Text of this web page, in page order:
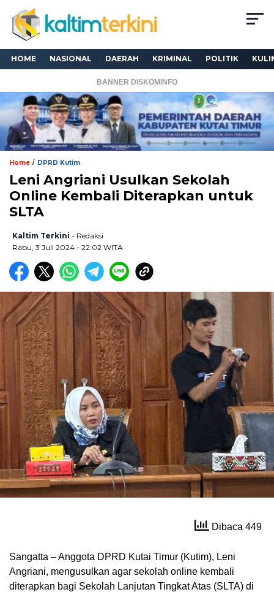
HOME NASIONAL DAERAH KRIMINAL POLITIK
BANNER DISKOMINFO
Home / DPRD Kutim
Leni Angriani Usulkan Sekolah
Online Kembali Diterapkan untuk
SLTA
Kaltim Terkini - Redaksi
Rabu, 3 Juli 2024 - 22:02 WITA
Dibaca 449
Sangatta – Anggota DPRD Kutai Timur (Kutim), Leni
Angriani, mengusulkan agar sekolah online kembali
diterapkan bagi Sekolah Lanjutan Tingkat Atas (SLTA) di